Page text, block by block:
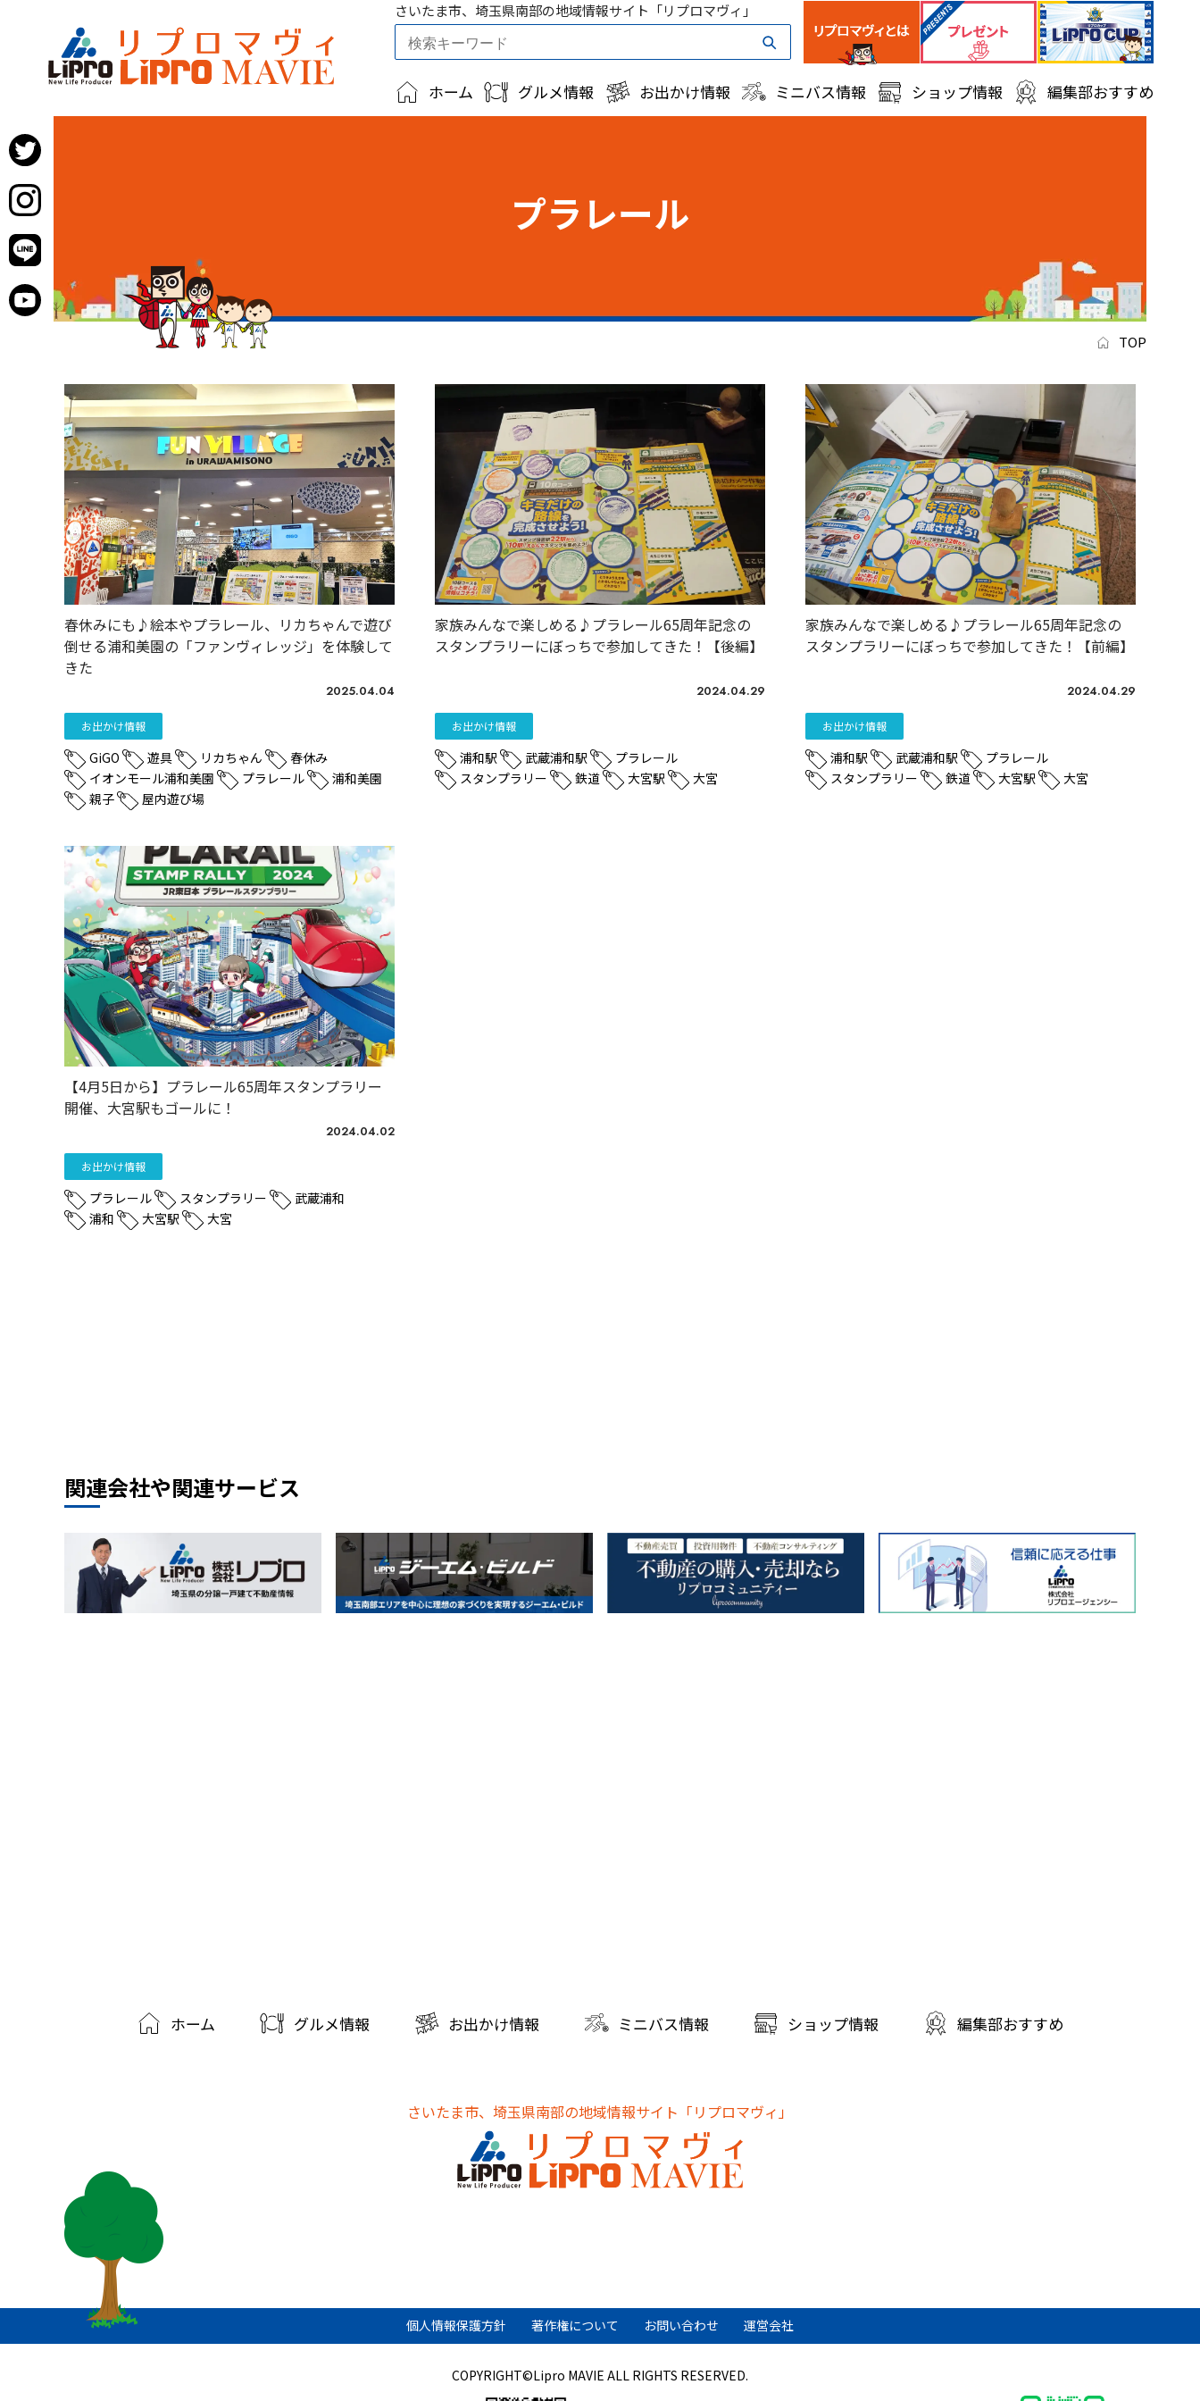
さいたま市、埼玉県南部の地域情報サイト「リプロマヴィ」
ホーム グルメ情報 お出かけ情報 ミニバス情報 ショップ情報 編集部おすすめ
プラレール
TOP
春休みにも♪絵本やプラレール、リカちゃんで遊び
倒せる浦和美園の「ファンヴィレッジ」を体験して
きた
2025.04.04
お出かけ情報
GiGO 遊具 リカちゃん
春休み
イオンモール浦和美園
プラレール
浦和美園
親子
屋内遊び場
家族みんなで楽しめる♪プラレール65周年記念の
スタンプラリーにぼっちで参加してきた！【後編】
2024.04.29
お出かけ情報
浦和駅 武蔵浦和駅
プラレール
スタンプラリー
鉄道 大宮駅 大宮
家族みんなで楽しめる♪プラレール65周年記念の
スタンプラリーにぼっちで参加してきた！【前編】
2024.04.29
お出かけ情報
浦和駅 武蔵浦和駅
プラレール
スタンプラリー
鉄道 大宮駅 大宮
【4月5日から】プラレール65周年スタンプラリー
開催、大宮駅もゴールに！
2024.04.02
お出かけ情報
プラレール スタンプラリー
武蔵浦和
浦和
大宮駅 大宮
関連会社や関連サービス
ホーム グルメ情報 お出かけ情報 ミニバス情報 ショップ情報 編集部おすすめ
さいたま市、埼玉県南部の地域情報サイト 「リプロマヴィ」
個人情報保護方針 著作権について お問い合わせ 運営会社
COPYRIGHT©Lipro MAVIE ALL RIGHTS RESERVED.